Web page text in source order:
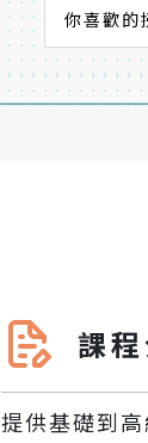
課
提供基礎到